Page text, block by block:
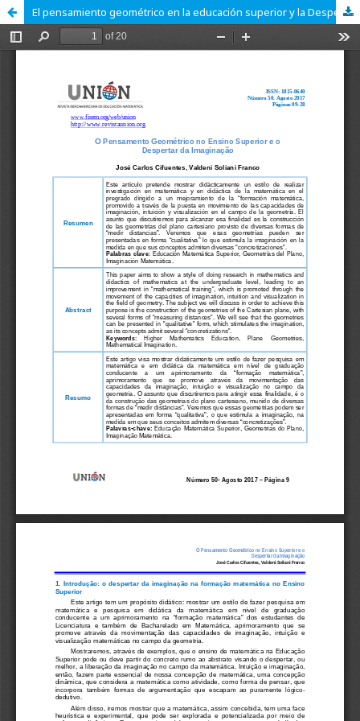
El pensamiento geométrico en la educación superior y la Despertar de la imaginación